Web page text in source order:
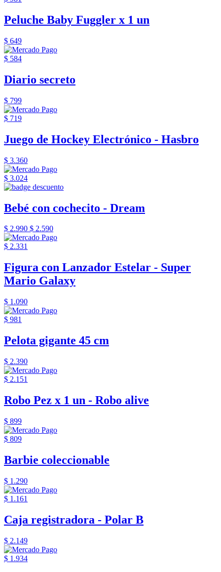
Peluche Baby Fuggler x 1 un
$ 649
$ 584
Diario secreto
$ 799
$ 719
Juego de Hockey Electrónico - Hasbro
$ 3.360
$ 3.024
Bebé con cochecito - Dream
$ 2.990 $ 2.590
$ 2.331
Figura con Lanzador Estelar - Super
Mario Galaxy
$ 1.090
$ 981
Pelota gigante 45 cm
$ 2.390
$ 2.151
Robo Pez x 1 un - Robo alive
$ 899
$ 809
Barbie coleccionable
$ 1.290
$ 1.161
Caja registradora - Polar B
$ 2.149
$ 1.934